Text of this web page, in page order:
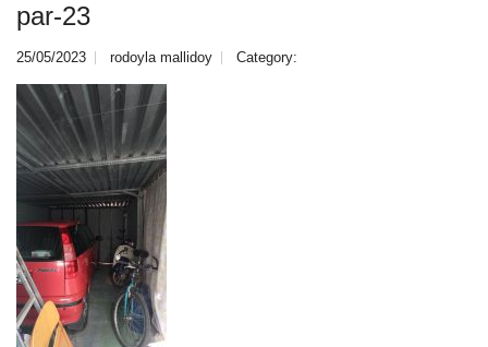
par-23
25/05/2023 rodoyla mallidoy Category: